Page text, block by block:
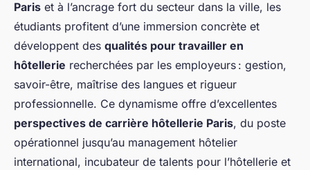
Paris et à l’ancrage fort du secteur dans la ville, les
étudiants profitent d’une immersion concrète et
développent des qualités pour travailler en
hôtellerie recherchées par les employeurs : gestion,
savoir-être, maîtrise des langues et rigueur
professionnelle. Ce dynamisme offre d’excellentes
perspectives de carrière hôtellerie Paris, du poste
opérationnel jusqu’au management hôtelier
international, incubateur de talents pour l’hôtellerie et